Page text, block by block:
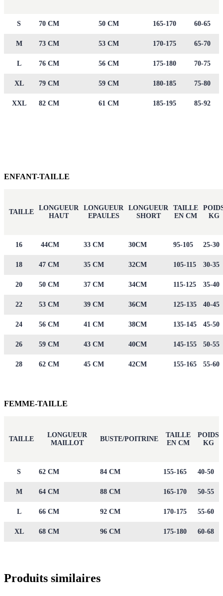
S 70 CM 50 CM 165-170 60-65
M 73 CM 53 CM 170-175 65-70
L 76 CM 56 CM 175-180 70-75
XL 79 CM 59 CM 180-185 75-80
XXL 82 CM 61 CM 185-195 85-92
ENFANT-TAILLE
TAILLE
LONGUEUR
HAUT
LONGUEUR
EPAULES
LONGUEUR
SHORT
TAILLE
EN CM
KG
16 44CM 33 CM 30CM 95-105 25-30
18 47 CM 35 CM 32CM 105-115 30-35
20 50 CM 37 CM 34CM 115-125 35-40
22 53 CM 39 CM 36CM 125-135 40-45
24 56 CM 41 CM 38CM 135-145 45-50
26 59 CM 43 CM 40CM 145-155 50-55
28 62 CM 45 CM 42CM 155-165 55-60
FEMME-TAILLE
TAILLE
LONGUEUR
MAILLOT
BUSTE/POITRINE
TAILLE
EN CM
POIDS
KG
S 62 CM 84 CM 155-165 40-50
M 64 CM 88 CM 165-170 50-55
L 66 CM 92 CM 170-175 55-60
XL 68 CM 96 CM 175-180 60-68
Produits similaires